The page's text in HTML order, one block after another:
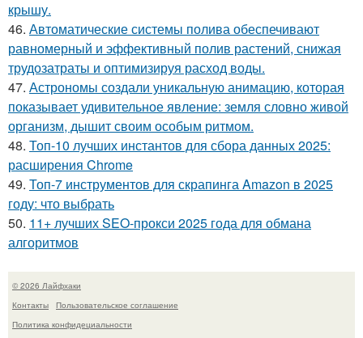
крышу.
46. Автоматические системы полива обеспечивают
равномерный и эффективный полив растений, снижая
трудозатраты и оптимизируя расход воды.
47. Астрономы создали уникальную анимацию, которая
показывает удивительное явление: земля словно живой
организм, дышит своим особым ритмом.
48. Топ-10 лучших инстантов для сбора данных 2025:
расширения Chrome
49. Топ-7 инструментов для скрапинга Amazon в 2025
году: что выбрать
50. 11+ лучших SEO-прокси 2025 года для обмана
алгоритмов
© 2026 Лайфхаки
Контакты
Пользовательское соглашение
Политика конфидециальности